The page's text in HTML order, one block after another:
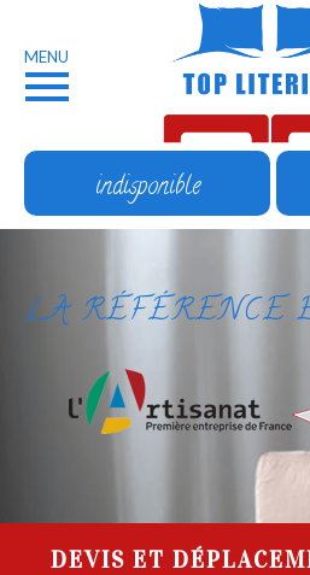
MENU
indisponible
LA RÉFÉRENCE
DEVIS ET